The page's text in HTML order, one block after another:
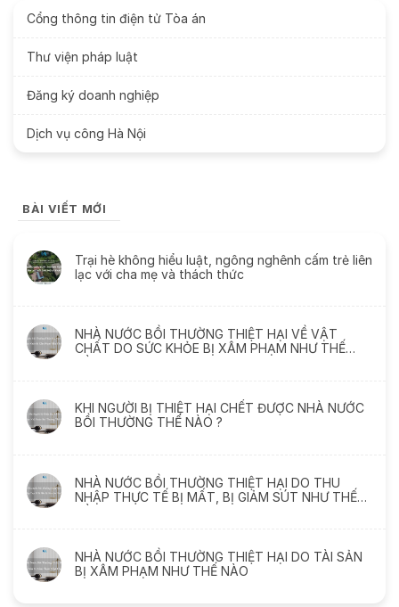
Cổng thông tin điện tử Tòa án
Thư viện pháp luật
Đăng ký doanh nghiệp
Dịch vụ công Hà Nội
BÀI VIẾT MỚI
Trại hè không hiểu luật, ngông nghênh cấm trẻ liên
lạc với cha mẹ và thách thức
NHÀ NƯỚC BỒI THƯỜNG THIỆT HẠI VỀ VẬT
CHẤT DO SỨC KHỎE BỊ XÂM PHẠM NHƯ THẾ
KHI NGƯỜI BỊ THIỆT HẠI CHẾT ĐƯỢC NHÀ NƯỚC
BỒI THƯỜNG THẾ NÀO ?
NHÀ NƯỚC BỒI THƯỜNG THIỆT HẠI DO THU
NHẬP THỰC TẾ BỊ MẤT, BỊ GIẢM SÚT NHƯ THẾ
NHÀ NƯỚC BỒI THƯỜNG THIỆT HẠI DO TÀI SẢN
BỊ XÂM PHẠM NHƯ THẾ NÀO